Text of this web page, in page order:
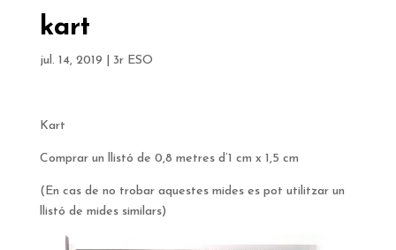
kart
jul. 14, 2019 3r ESO
Kart
Comprar un llistó de 0,8 metres d’1 cm x 1,5 cm
(En cas de no trobar aquestes mides es pot utilitzar un
llistó de mides similars)